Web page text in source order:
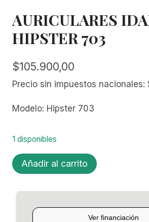
AURICULARES
HIPSTER 703
$105.900,00
Precio sin impuestos nacionales:
Modelo: Hipster 703
1 disponibles
AURICULARES
IDANCE
cantidad
Añadir al carrito